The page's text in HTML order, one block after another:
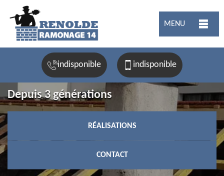
MENU
indisponible indisponible
Depuis 3 générations
RÉALISATIONS
CONTACT